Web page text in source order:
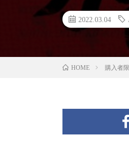
2022.03.04
HOME 購入者